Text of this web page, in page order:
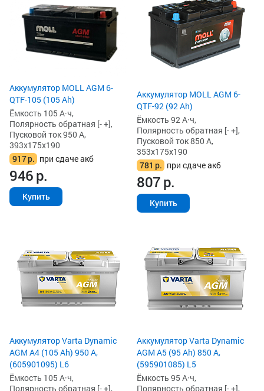
Аккумулятор MOLL AGM 6-
QTF-105 (105 Ah)
Ёмкость 105 А·ч,
Полярность обратная [- +],
Пусковой ток 950 А,
393x175x190
917р. при сдаче акб
946р.
Купить
Аккумулятор MOLL AGM 6-
QTF-92 (92 Ah)
Ёмкость 92 А·ч,
Полярность обратная [- +],
Пусковой ток 850 А,
353x175x190
781 р. при сдаче акб
807р.
Купить
Аккумулятор Varta Dynamic
AGM A4 (105 Ah) 950 А,
(605901095) L6
Ёмкость 105 А·ч,
Полярность обратная [- +],
Аккумулятор Varta Dynamic
AGM A5 (95 Ah) 850 А,
(595901085) L5
Ёмкость 95 А·ч,
Полярность обратная [- +],